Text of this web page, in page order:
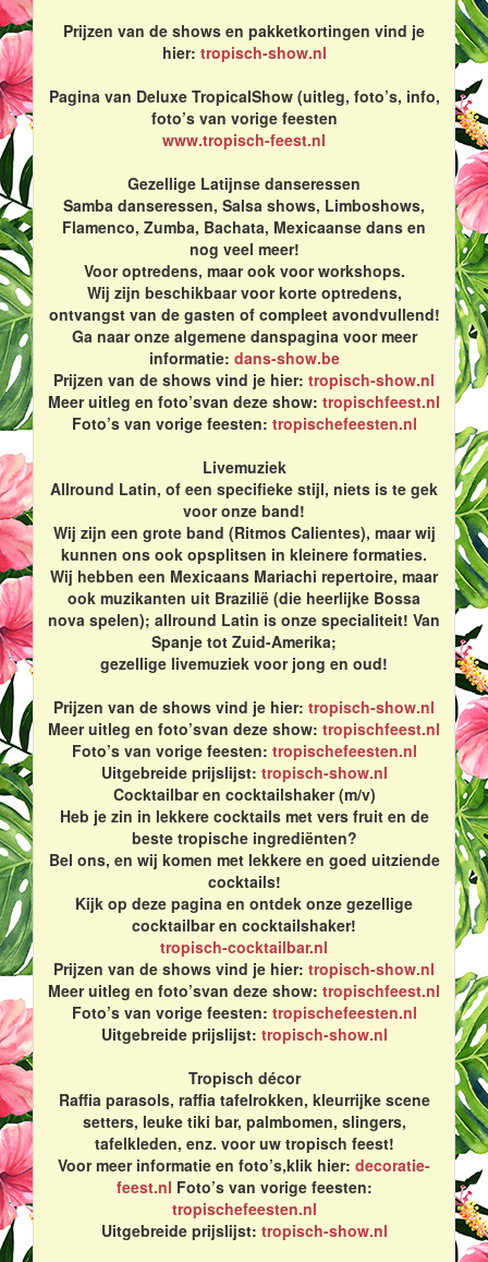
Prijzen van de shows en pakketkortingen vind je
hier: tropisch-show.nl
Pagina van Deluxe TropicalShow (uitleg, foto’s, info,
foto’s van vorige feesten
www.tropisch-feest.nl
Gezellige Latijnse danseressen
Samba danseressen, Salsa shows, Limboshows,
Flamenco, Zumba, Bachata, Mexicaanse dans en
nog veel meer!
Voor optredens, maar ook voor workshops.
Wij zijn beschikbaar voor korte optredens,
ontvangst van de gasten of compleet avondvullend!
Ga naar onze algemene danspagina voor meer
informatie: dans-show.be
Prijzen van de shows vind je hier: tropisch-show.nl
Meer uitleg en foto’svan deze show: tropischfeest.nl
Foto’s van vorige feesten: tropischefeesten.nl
Livemuziek
Allround Latin, of een specifieke stijl, niets is te gek
voor onze band!
Wij zijn een grote band (Ritmos Calientes), maar wij
kunnen ons ook opsplitsen in kleinere formaties.
Wij hebben een Mexicaans Mariachi repertoire, maar
ook muzikanten uit Brazilië (die heerlijke Bossa
nova spelen); allround Latin is onze specialiteit! Van
Spanje tot Zuid-Amerika;
gezellige livemuziek voor jong en oud!
Prijzen van de shows vind je hier: tropisch-show.nl
Meer uitleg en foto’svan deze show: tropischfeest.nl
Foto’s van vorige feesten: tropischefeesten.nl
Uitgebreide prijslijst: tropisch-show.nl
Cocktailbar en cocktailshaker (m/v)
Heb je zin in lekkere cocktails met vers fruit en de
beste tropische ingrediënten?
Bel ons, en wij komen met lekkere en goed uitziende
cocktails!
Kijk op deze pagina en ontdek onze gezellige
cocktailbar en cocktailshaker!
tropisch-cocktailbar.nl
Prijzen van de shows vind je hier: tropisch-show.nl
Meer uitleg en foto’svan deze show: tropischfeest.nl
Foto’s van vorige feesten: tropischefeesten.nl
Uitgebreide prijslijst: tropisch-show.nl
Tropisch décor
Raffia parasols, raffia tafelrokken, kleurrijke scene
setters, leuke tiki bar, palmbomen, slingers,
tafelkleden, enz. voor uw tropisch feest!
Voor meer informatie en foto’s,klik hier: decoratie-
feest.nl Foto’s van vorige feesten:
tropischefeesten.nl
Uitgebreide prijslijst: tropisch-show.nl